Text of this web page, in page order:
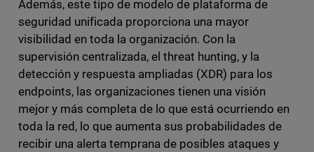
Además, este tipo de modelo de plataforma de
seguridad unificada proporciona una mayor
visibilidad en toda la organización. Con la
supervisión centralizada, el threat hunting, y la
detección y respuesta ampliadas (XDR) para los
endpoints, las organizaciones tienen una visión
mejor y más completa de lo que está ocurriendo en
toda la red, lo que aumenta sus probabilidades de
recibir una alerta temprana de posibles ataques y